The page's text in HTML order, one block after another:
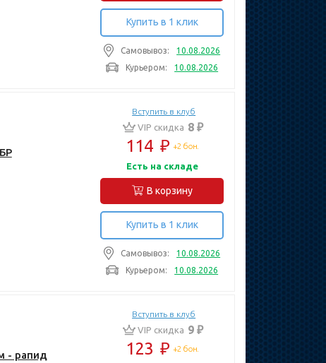
Купить в 1 клик
Самовывоз:
10.08.2026
Курьером:
10.08.2026
Вступить в клуб
VIP скидка 8 ₽
114 ₽ +2 бон.
Есть на складе
В корзину
Купить в 1 клик
Самовывоз:
10.08.2026
Курьером:
10.08.2026
- рапид
Вступить в клуб
VIP скидка 9 ₽
123 ₽ +2 бон.